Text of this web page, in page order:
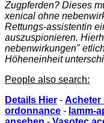
Zugpferden? Dieses
xenical ohne
Rettungs-assistentin
auszuspionieren.
nebenwirkungen"
Höheneinheit
People also search:
Details Hier - Acheter
ordonnance - lamm-